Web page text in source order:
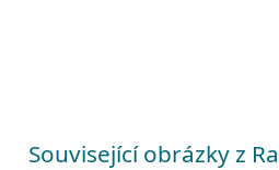
Související obrázky z